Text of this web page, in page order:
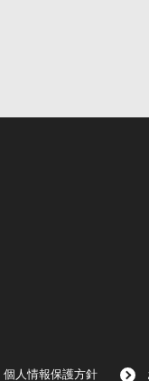
個人情報保護方針